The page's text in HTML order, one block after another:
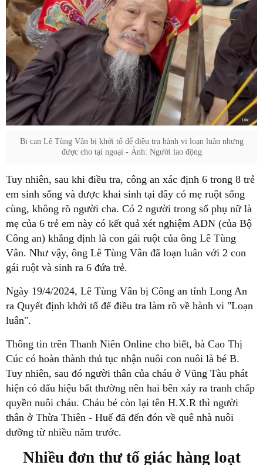
Bị can Lê Tùng Vân bị khởi tố để điều tra hành vi loạn luân nhưng
được cho tại ngoại - Ảnh: Người lao động
Tuy nhiên, sau khi điều tra, công an xác định 6 trong 8 trẻ
em sinh sống và được khai sinh tại đây có mẹ ruột sống
cùng, không rõ người cha. Có 2 người trong số phụ nữ là
mẹ của 6 trẻ em này có kết quả xét nghiệm ADN (của Bộ
Công an) khẳng định là con gái ruột của ông Lê Tùng
Vân. Như vậy, ông Lê Tùng Vân đã loạn luân với 2 con
gái ruột và sinh ra 6 đứa trẻ.
Ngày 19/4/2024, Lê Tùng Vân bị Công an tỉnh Long An
ra Quyết định khởi tố để điều tra làm rõ về hành vi "Loạn
luân".
Thông tin trên Thanh Niên Online cho biết, bà Cao Thị
Cúc có hoàn thành thủ tục nhận nuôi con nuôi là bé B.
Tuy nhiên, sau đó người thân của cháu ở Vũng Tàu phát
hiện có dấu hiệu bất thường nên hai bên xảy ra tranh chấp
quyền nuôi cháu. Cháu bé còn lại tên H.X.R thì người
thân ở Thừa Thiên - Huế đã đến đón về quê nhà nuôi
dưỡng từ nhiều năm trước.
Nhiều đơn thư tố giác hàng loạt